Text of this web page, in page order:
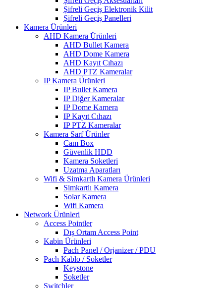
Şifreli Geçiş Elektronik Kilit
Şifreli Geçiş Panelleri
Kamera Ürünleri
AHD Kamera Ürünleri
AHD Bullet Kamera
AHD Dome Kamera
AHD Kayıt Cıhazı
AHD PTZ Kameralar
IP Kamera Ürünleri
IP Bullet Kamera
IP Diğer Kameralar
IP Dome Kamera
IP Kayıt Cıhazı
IP PTZ Kameralar
Kamera Sarf Ürünler
Cam Box
Güvenlik HDD
Kamera Soketleri
Uzatma Aparatları
Wifi & Simkartlı Kamera Ürünleri
Simkartlı Kamera
Solar Kamera
Wifi Kamera
Network Ürünleri
Access Pointler
Dış Ortam Access Point
Kabin Ürünleri
Pach Panel / Orjanizer / PDU
Pach Kablo / Soketler
Keystone
Soketler
Switchler